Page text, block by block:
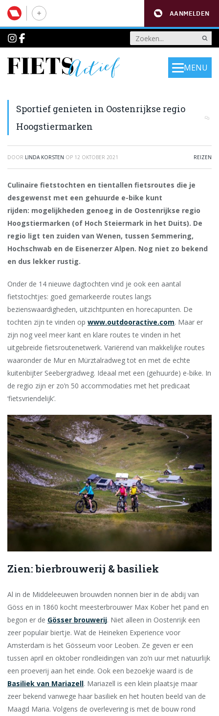
AANMELDEN
MENU
Sportief genieten in Oostenrijkse regio
Hoogstiermarken
DOOR LINDA KORSTEN OP 12 OKTOBER 2021 REIZEN
Culinaire fietstochten en tientallen fietsroutes die je
desgewenst met een gehuurde e-bike kunt
rijden: mogelijkheden genoeg in de Oostenrijkse regio
Hoogstiermarken (of Hoch Steiermark in het Duits). De
regio ligt ten zuiden van Wenen, tussen Semmering,
Hochschwab en de Eisenerzer Alpen. Nog niet zo bekend
en dus lekker rustig.
Onder de 14 nieuwe dagtochten vind je ook een aantal
fietstochtjes: goed gemarkeerde routes langs
bezienswaardigheden, uitzichtpunten en horecapunten. De
tochten zijn te vinden op www.outdooractive.com. Maar er
zijn nog veel meer kant en klare routes te vinden in het
uitgebreide fietsroutenetwerk. Variërend van makkelijke routes
waaronder de Mur en Mürztalradweg tot en met de echte
kuitenbijter Seebergradweg. Ideaal met een (gehuurde) e-bike. In
de regio zijn er zo’n 50 accommodaties met het predicaat
‘fietsvriendelijk’.
Zien: bierbrouwerij & basiliek
Al in de Middeleeuwen brouwden nonnen bier in de abdij van
Göss en in 1860 kocht meesterbrouwer Max Kober het pand en
begon er de Gösser brouwerij. Niet alleen in Oostenrijk een
zeer populair biertje. Wat de Heineken Experience voor
Amsterdam is het Gösseum voor Leoben. Ze geven er een
tussen april en oktober rondleidingen van zo’n uur met natuurlijk
een proeverij aan het einde. Ook een bezoekje waard is de
Basiliek van Mariazell. Mariazell is een klein plaatsje maar
zeer bekend vanwege haar basiliek en het houten beeld van de
Maagd Maria. Volgens de overlevering is met de bouw rond